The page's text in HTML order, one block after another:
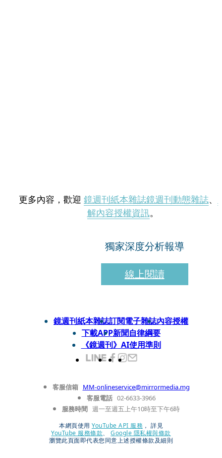
更多內容，歡迎 鏡週刊紙本雜誌鏡週刊動態雜誌、
解內容授權資訊。
獨家深度分析報導
線上閱讀
鏡週刊紙本雜誌訂閱電子雜誌內容授權
下載APP新聞自律綱要
《鏡週刊》AI使用準則
客服信箱 MM-onlineservice@mirrormedia.mg
客服電話 02-6633-3966
服務時間 週一至週五上午10時至下午6時
本網頁使用 YouTube API 服務 ， 詳見
YouTube 服務條款、
Google 隱私權與條款
瀏覽此頁面即代表您同意上述授權條款及細則